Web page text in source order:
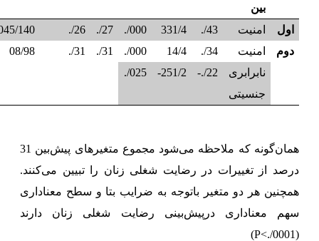
بین
اول امنیت 43/.
331/4
000/.
27/.
26/.
140
دوم
امنیت 34/.
14/4
000/.
31/.
31/.
08/98
نابرابری
جنسیتی
22/.-
251/2-
025/.
همان‌گونه که ملاحظه می‌شود مجموع متغیرهای پیش‌بین 31
درصد از تغییرات در رضایت شغلی زنان را تبیین می‌کنند.
همچنین هر دو متغیر باتوجه به ضرایب بتا و سطح معناداری
سهم معناداری درپیش‌بینی رضایت شغلی زنان دارند
(
P<./0001
)